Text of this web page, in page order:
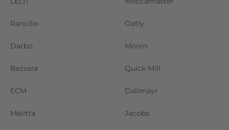
Rancilio Oatly
Darbo Monin
Bezzera Quick Mill
ECM Dallmayr
Melitta Jacobs